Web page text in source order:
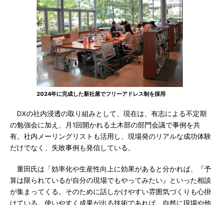
2024年に完成した新社屋でフリーアドレス制を採用
DXの社内浸透の取り組みとして、現在は、有志による不定期
の勉強会に加え、月1回開かれる土木部の部門会議で事例を共
有。社内メーリングリストも活用し、現場発のリアルな成功体験
だけでなく、失敗事例も発信している。
重田氏は「効率化や生産性向上に効果があると分かれば、『予
算は限られているが自分の現場でもやってみたい』といった相談
が集まってくる。そのために話しかけやすい雰囲気づくりも心掛
けている。使いやすく成果が出る技術であれば、自然に現場や他